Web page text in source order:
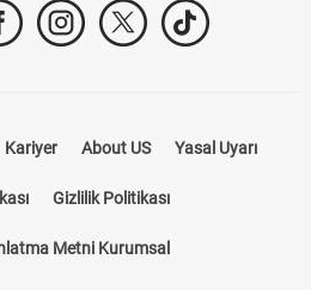
Kariyer About US Yasal Uyarı
Gizlilik Politikası
Metni Kurumsal